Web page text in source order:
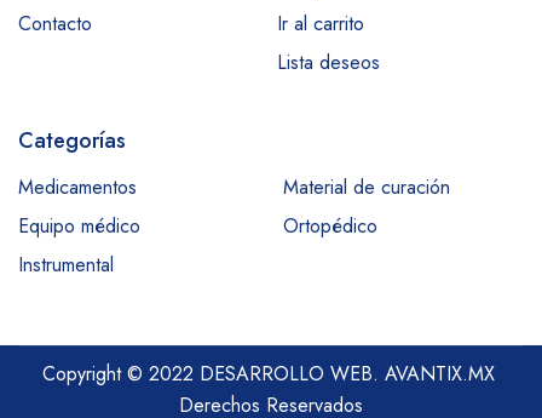
Contacto
Ir al carrito
Lista deseos
Categorías
Medicamentos
Material de curación
Equipo médico
Ortopédico
Instrumental
Copyright © 2022 DESARROLLO WEB. AVANTIX.MX
Derechos Reservados